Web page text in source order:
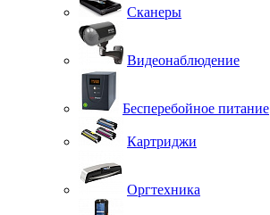
Сканеры
Видеонаблюдение
Бесперебойное питание
Картриджи
Оргтехника